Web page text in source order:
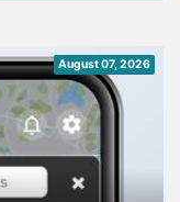
August 07, 2026